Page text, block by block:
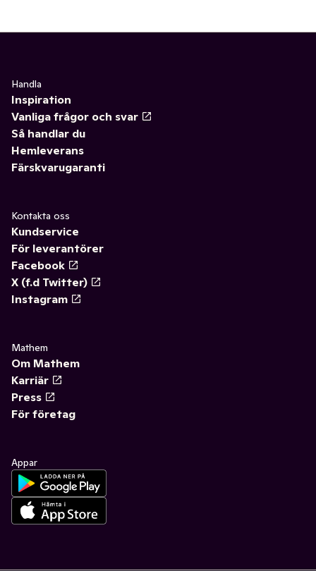
Handla
Inspiration
Vanliga frågor och svar
Så handlar du
Hemleverans
Färskvarugaranti
Kontakta oss
Kundservice
För leverantörer
Facebook
X (f.d Twitter)
Instagram
Mathem
Om Mathem
Karriär
Press
För företag
Appar